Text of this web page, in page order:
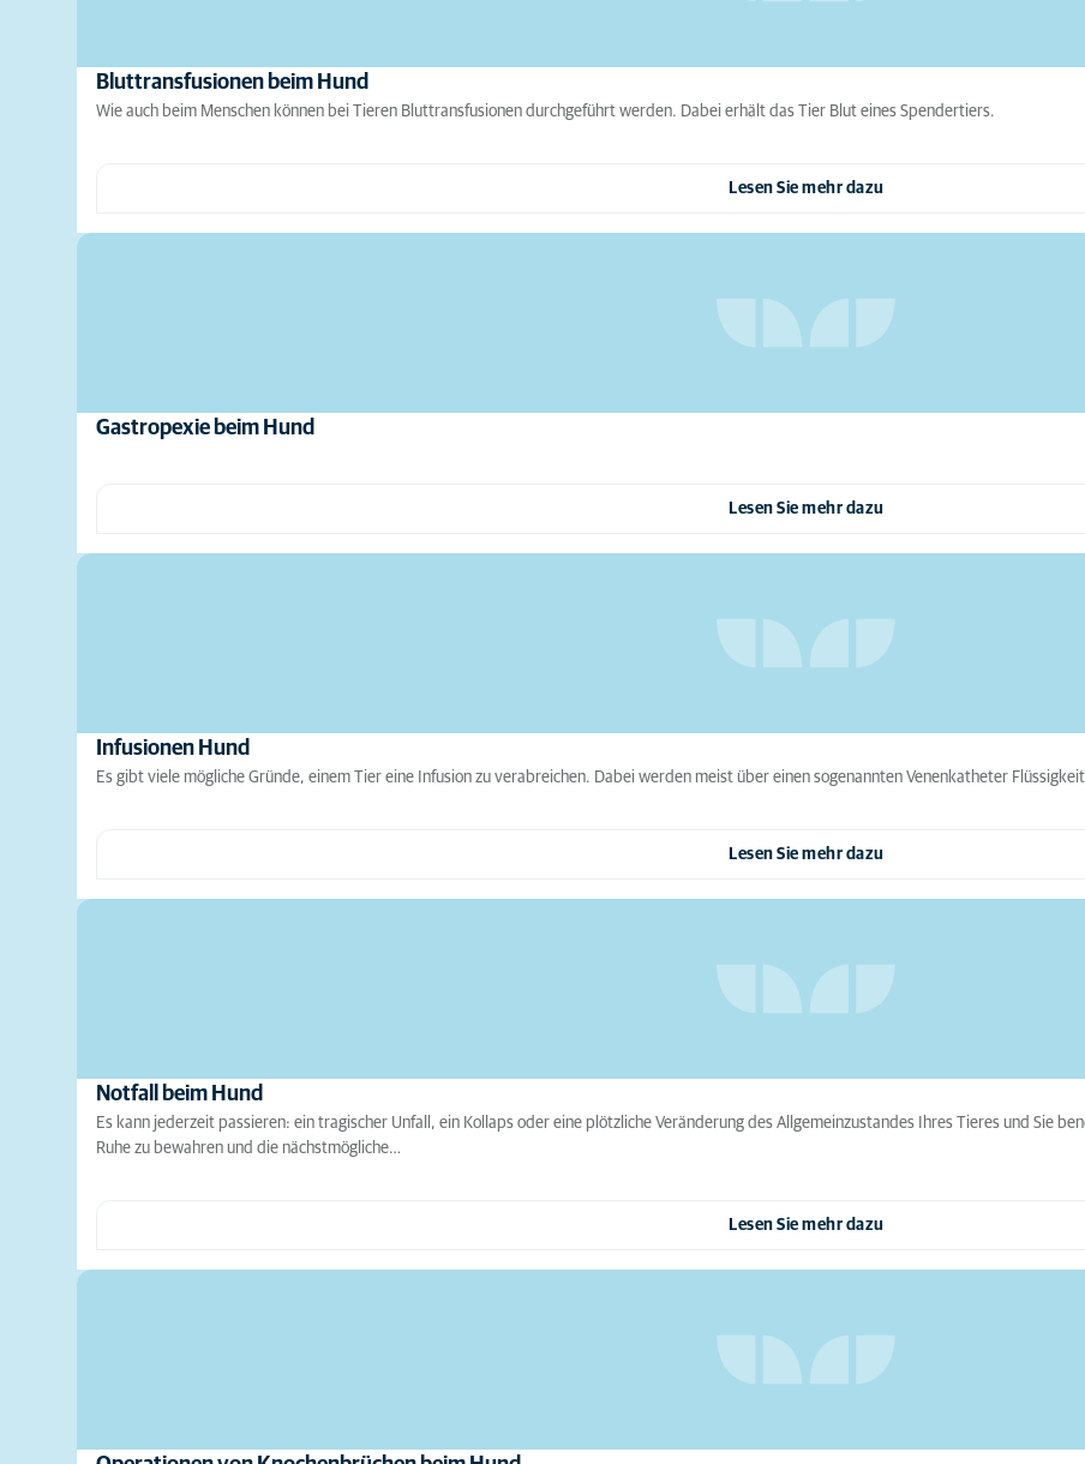
Bluttransfusionen beim Hund
Wie auch beim Menschen können bei Tieren Bluttransfusionen durchgeführt werden. Dabei erhält das Tier Blut eines Spendertiers.
Lesen Sie mehr dazu
Gastropexie beim Hund
Lesen Sie mehr dazu
Infusionen Hund
Es gibt viele mögliche Gründe, einem Tier eine Infusion zu verabreichen. Dabei werden meist über einen sogenannten Venenkatheter
Lesen Sie mehr dazu
Notfall beim Hund
Es kann jederzeit passieren: ein tragischer Unfall, ein Kollaps oder eine plötzliche Veränderung des Allgemeinzustandes Ihres Tieres und Sie
Ruhe zu bewahren und die nächstmögliche…
Lesen Sie mehr dazu